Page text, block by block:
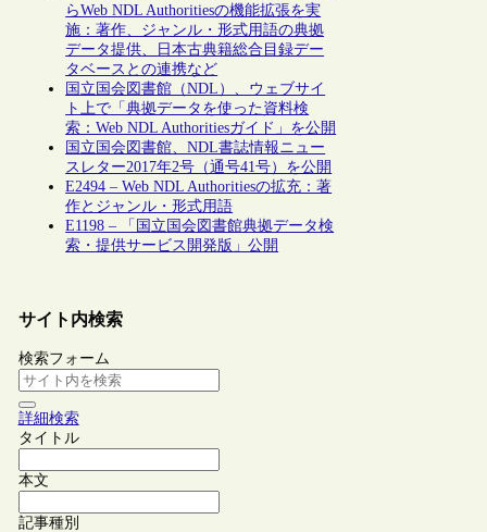
らWeb NDL Authoritiesの機能拡張を実
施：著作、ジャンル・形式用語の典拠
データ提供、日本古典籍総合目録デー
タベースとの連携など
国立国会図書館（NDL）、ウェブサイ
ト上で「典拠データを使った資料検
索：Web NDL Authoritiesガイド」を公開
国立国会図書館、NDL書誌情報ニュー
スレター2017年2号（通号41号）を公開
E2494 – Web NDL Authoritiesの拡充：著
作とジャンル・形式用語
E1198 – 「国立国会図書館典拠データ検
索・提供サービス開発版」公開
サイト内検索
検索フォーム
詳細検索
タイトル
本文
記事種別